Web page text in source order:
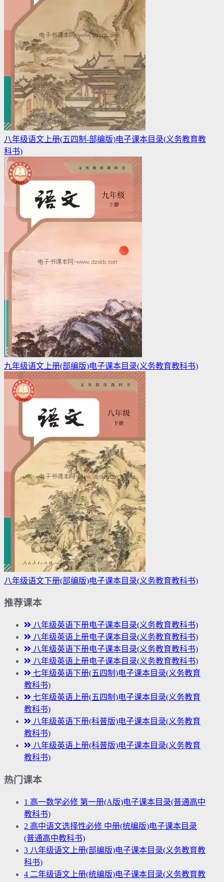
八年级语文上册(五四制-部编版)电子课本目录(义务教育教
科书)
九年级语文上册(部编版)电子课本目录(义务教育教科书)
八年级语文下册(部编版)电子课本目录(义务教育教科书)
推荐课本
八年级英语下册电子课本目录(义务教育教科书)
八年级英语上册电子课本目录(义务教育教科书)
八年级英语下册电子课本目录(义务教育教科书)
八年级英语上册电子课本目录(义务教育教科书)
七年级英语下册(五四制)电子课本目录(义务教育
教科书)
七年级英语上册(五四制)电子课本目录(义务教育
教科书)
八年级英语下册(科普版)电子课本目录(义务教育
教科书)
八年级英语上册(科普版)电子课本目录(义务教育
教科书)
热门课本
1 高一数学必修 第一册(A版)电子课本目录(普通高中
教科书)
2 高中语文选择性必修 中册(统编版)电子课本目录
(普通高中教科书)
3 八年级语文上册(部编版)电子课本目录(义务教育教
科书)
4 二年级语文上册(统编版)电子课本目录(义务教育教